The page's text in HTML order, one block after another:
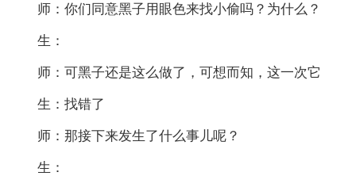
师：你们同意黑子用眼色来找小偷吗？为什么？
生：
师：可黑子还是这么做了，可想而知，这一次它
生：找错了
师：那接下来发生了什么事儿呢？
生：